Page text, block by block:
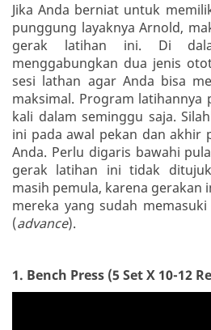
Jika Anda berniat untuk
punggung layaknya Arnold,
gerak latihan ini. Di
menggabungkan dua jenis
sesi lathan agar Anda bisa
maksimal. Program latihannya
kali dalam seminggu saja.
ini pada awal pekan dan akhir
Anda. Perlu digaris bawahi
gerak latihan ini tidak
masih pemula, karena
mereka yang sudah
(advance).
1. Bench Press (5 Set X 10-12